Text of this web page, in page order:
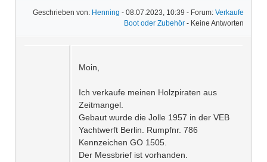
Geschrieben von: Henning - 08.07.2023, 10:39 - Forum: Verkaufe
Boot oder Zubehör - Keine Antworten
Moin,
Ich verkaufe meinen Holzpiraten aus
Zeitmangel.
Gebaut wurde die Jolle 1957 in der VEB
Yachtwerft Berlin. Rumpfnr. 786
Kennzeichen GO 1505.
Der Messbrief ist vorhanden.